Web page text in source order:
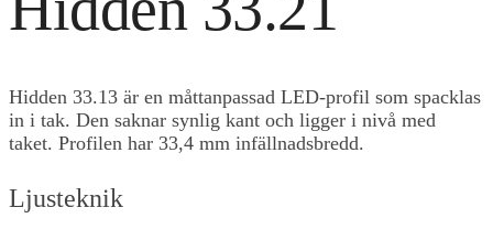
Hidden 33.13 är en måttanpassad LED-profil som spacklas
in i tak. Den saknar synlig kant och ligger i nivå med
taket. Profilen har 33,4 mm infällnadsbredd.
Ljusteknik